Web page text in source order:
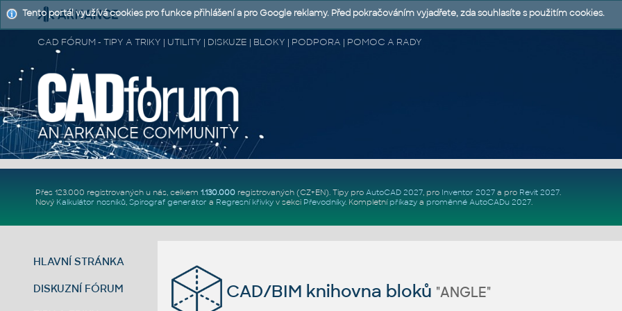
CAD FÓRUM - TIPY A TRIKY | UTILITY | DISKUZE | BLOKY | PODPORA | POMOC A RADY
Přes 123.000 registrovaných u nás, celkem 1.130.000registrovaných (CZ+EN). Tipy pro AutoCAD 2027, pro Inventor 2027a pro Revit 2027.
Nový Kalkulátor nosníků, Spirograf generátor a Regresní křivkyv sekci Převodníky. Kompletní příkazya proměnné AutoCADu 2027.
HLAVNÍ STRÁNKA
DISKUZNÍ FÓRUM CAD/BIM knihovna bloků "ANGLE"
Tento portál využívá cookies pro funkce přihlášení a pro Google reklamy. Před pokračováním vyjadřete, zda souhlasíte s použitím cookies.